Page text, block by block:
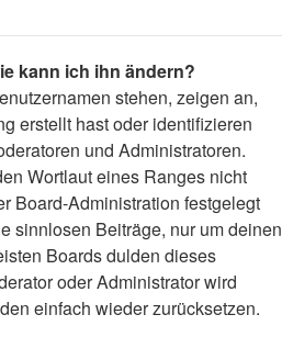
kann ich ihn ändern?
stehen, zeigen an,
erstellt hast oder identifizieren
und Administratoren.
Wortlaut eines Ranges nicht
Board-Administration festgelegt
sinnlosen Beiträge, nur um deinen
Boards dulden dieses
oder Administrator wird
einfach wieder zurücksetzen.